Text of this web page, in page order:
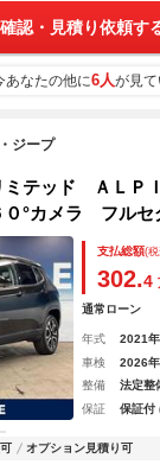
認・見積り依頼す
あなたの他に6人が見
ジープ
テッド ＡＬＰ
°カメラ フルセ
ブラインドスポ
ｏｔｈ 電動リ
支払総額(
302.4
通常ローン
年式 2021年
車検
2026年
整備
法定整
保証
保証付
オプション見積り可